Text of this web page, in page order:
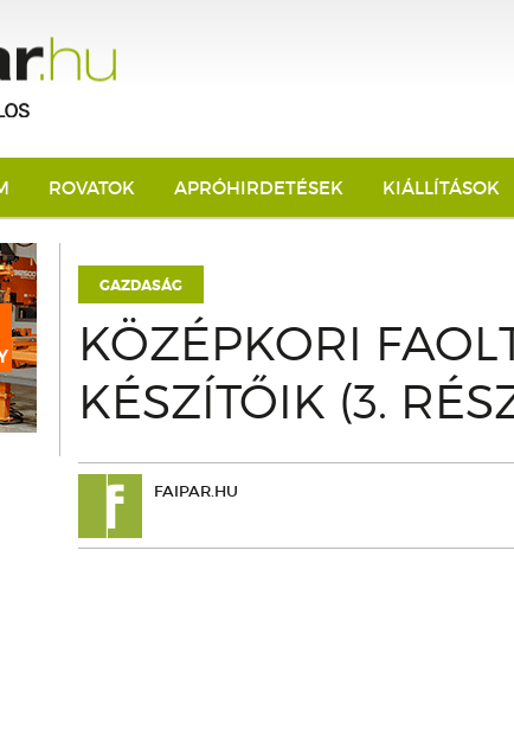
ROVATOK APRÓHIRDETÉSEK KIÁLLÍTÁSOK
GAZDASÁG
KÖZÉPKORI
KÉSZÍTŐIK (3.
FAIPAR.HU